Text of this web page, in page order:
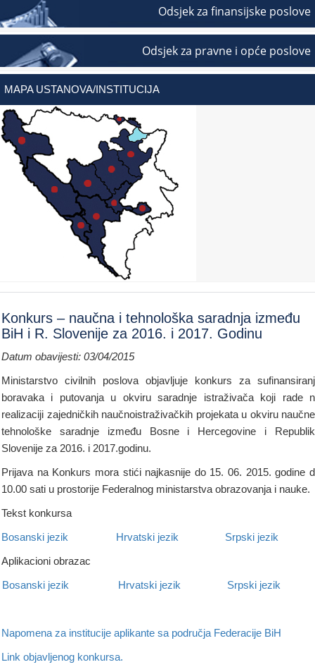
Odsjek za finansijske poslove
Odsjek za pravne i opće poslove
MAPA USTANOVA/INSTITUCIJA
Konkurs – naučna i tehnološka saradnja između
BiH i R. Slovenije za 2016. i 2017. Godinu
Datum obavijesti: 03/04/2015
Ministarstvo civilnih poslova objavljuje konkurs za
boravaka i putovanja u okviru saradnje istraživača koji rade
realizaciji zajedničkih naučnoistraživačkih projekata u okviru
tehnološke saradnje između Bosne i Hercegovine i
Slovenije za 2016. i 2017.godinu.
Prijava na Konkurs mora stići najkasnije do 15. 06. 2015. godine
10.00 sati u prostorije Federalnog ministarstva obrazovanja i nauke.
Tekst konkursa
Bosanski jezik
Hrvatski jezik
Srpski jezik
Aplikacioni obrazac
Bosanski jezik
Hrvatski jezik Srpski jezik
Napomena za institucije aplikante sa područja Federacije BiH
Link objavljenog konkursa.